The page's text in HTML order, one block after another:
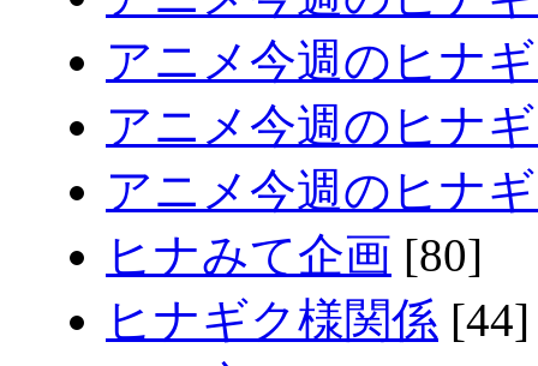
アニメ今週のヒナ
アニメ今週のヒナ
アニメ今週のヒナ
ヒナみて企画 [80]
ヒナギク様関係 [44]